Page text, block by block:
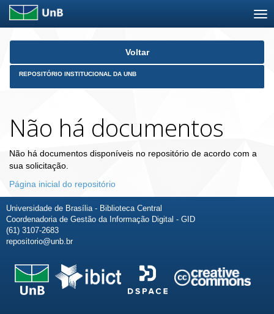
Skip
Voltar
REPOSITÓRIO INSTITUCIONAL DA UNB
Não há documentos
Não há documentos disponíveis no repositório de acordo com a
sua solicitação.
Página inicial do repositório
Universidade de Brasília - Biblioteca Central
Coordenadoria de Gestão da Informação Digital - GID
(61) 3107-2683
repositorio@unb.br